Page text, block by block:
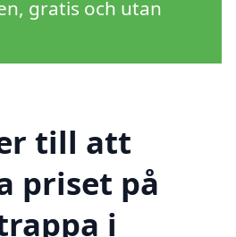
gratis och utan
till att
priset på
i